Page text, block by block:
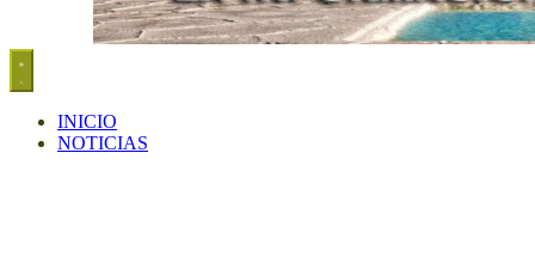
INICIO
NOTICIAS